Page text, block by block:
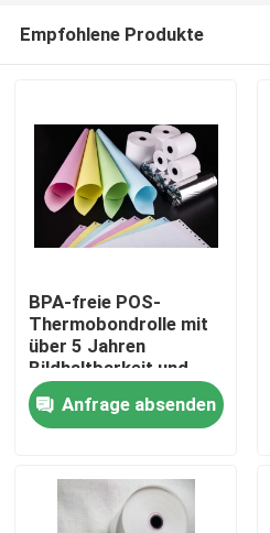
Zu Hause
Empfohlene Produkte
BPA-freie POS-
Thermobondrolle mit
über 5 Jahren
Bildhaltbarkeit und
ölbeständigen
Eigenschaften
Anfrage absenden